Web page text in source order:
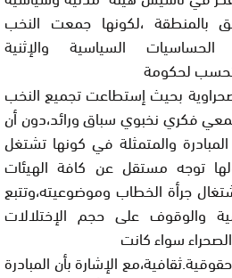
،لكونها جمعت النخب
السياسية والإثنية
تحسب لحكومة
بحيث إستطاعت تجميع النخب
فكري نخبوي سباق ورائد،دون أن
والمتمثلة في كونها تشتغل
توجه مستقل عن كافة الهيئات
جرأة الخطاب وموضوعيته،وتتبع
والوقوف على حجم الإختلالات
سواء كانت
حقوقية.ثقافية،مع الإشارة بأن المبادرة